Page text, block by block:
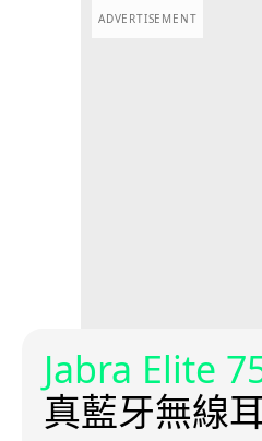
ADVERTISEMENT
Jabra Elite
真藍牙無線